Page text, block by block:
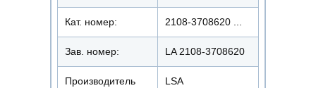
Кат. номер: 2108-3708620 ...
Зав. номер: LA 2108-3708620
Производитель LSA